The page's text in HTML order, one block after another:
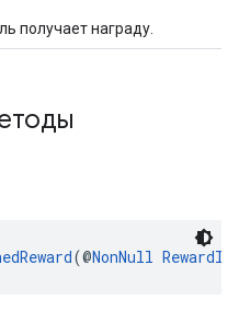
получает награду.
(@NonNull